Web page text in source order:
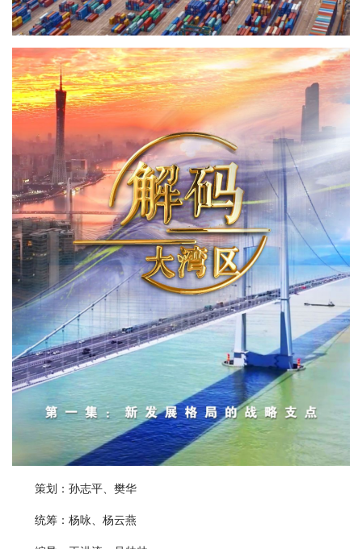
策划：孙志平、樊华
统筹：杨咏、杨云燕